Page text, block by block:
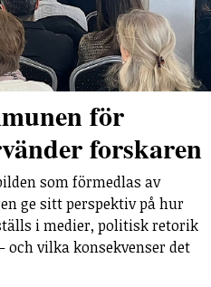
för
forskaren
som förmedlas av
ge sitt perspektiv på hur
i medier, politisk retorik
och vilka konsekvenser det